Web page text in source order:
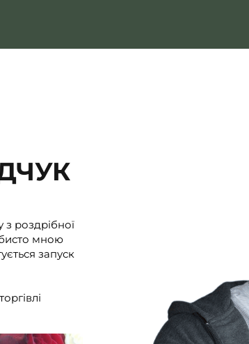
з роздрібної
мною
запуск